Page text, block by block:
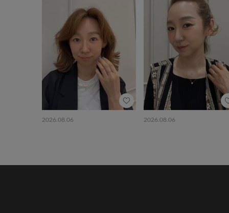
2026.08.06 2026.08.06